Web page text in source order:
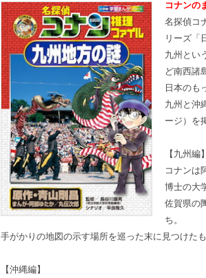
コナンの
名探偵コ
リーズ「
九州とい
ど南西諸
日本のも
九州と沖
ージ）を
【九州編
コナンは
博士の大
佐賀県の
ち。
手がかりの地図の示す場所を巡った末に見つけた
【沖縄編】